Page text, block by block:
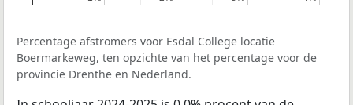
Percentage afstromers voor Esdal College locatie
Boermarkeweg, ten opzichte van het percentage voor de
provincie Drenthe en Nederland.